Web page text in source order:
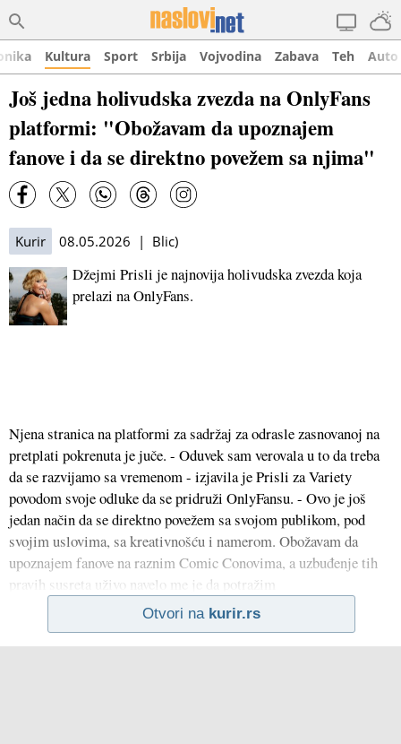
Kultura Sport Srbija Vojvodina Zabava Teh Auto
Još jedna holivudska zvezda na OnlyFans
platformi: "Obožavam da upoznajem
fanove i da se direktno povežem sa njima"
Kurir 08.05.2026 | Blic)
Džejmi Prisli je najnovija holivudska zvezda koja
prelazi na OnlyFans.
Njena stranica na platformi za sadržaj za odrasle zasnovanoj na
pretplati pokrenuta je juče. - Oduvek sam verovala u to da treba
da se razvijamo sa vremenom - izjavila je Prisli za Variety
povodom svoje odluke da se pridruži OnlyFansu. - Ovo je još
jedan način da se direktno povežem sa svojom publikom, pod
svojim uslovima, sa kreativnošću i namerom. Obožavam da
upoznajem fanove na raznim Comic Conovima, a uzbuđenje tih
pravih susreta uživo navelo me je da potražim
Otvori na kurir.rs